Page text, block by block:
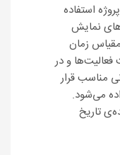
استفاده
نمایش
زمان
و در
مناسب قرار
می‌شود.
تاریخ